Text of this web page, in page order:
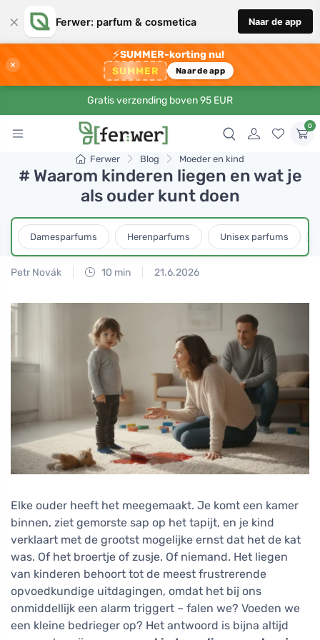
× Ferwer: parfum & cosmetica Naar de app
×
⚡SUMMER-korting nu!
SUMMER Naar de app
Gratis verzending boven 95 EUR
0
Ferwer Blog Moeder en kind
# Waarom kinderen liegen en wat je
als ouder kunt doen
Damesparfums Herenparfums Unisex parfums
Petr Novák 10 min 21.6.2026
Elke ouder heeft het meegemaakt. Je komt een kamer
binnen, ziet gemorste sap op het tapijt, en je kind
verklaart met de grootst mogelijke ernst dat het de kat
was. Of het broertje of zusje. Of niemand. Het liegen
van kinderen behoort tot de meest frustrerende
opvoedkundige uitdagingen, omdat het bij ons
onmiddellijk een alarm triggert – falen we? Voeden we
een kleine bedrieger op? Het antwoord is bijna altijd